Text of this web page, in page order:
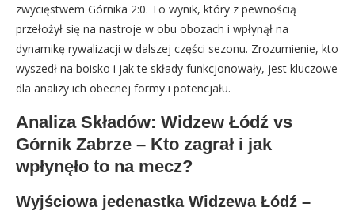
zwycięstwem Górnika 2:0. To wynik, który z pewnością
przełożył się na nastroje w obu obozach i wpłynął na
dynamikę rywalizacji w dalszej części sezonu. Zrozumienie, kto
wyszedł na boisko i jak te składy funkcjonowały, jest kluczowe
dla analizy ich obecnej formy i potencjału.
Analiza Składów: Widzew Łódź vs
Górnik Zabrze – Kto zagrał i jak
wpłynęło to na mecz?
Wyjściowa jedenastka Widzewa Łódź –